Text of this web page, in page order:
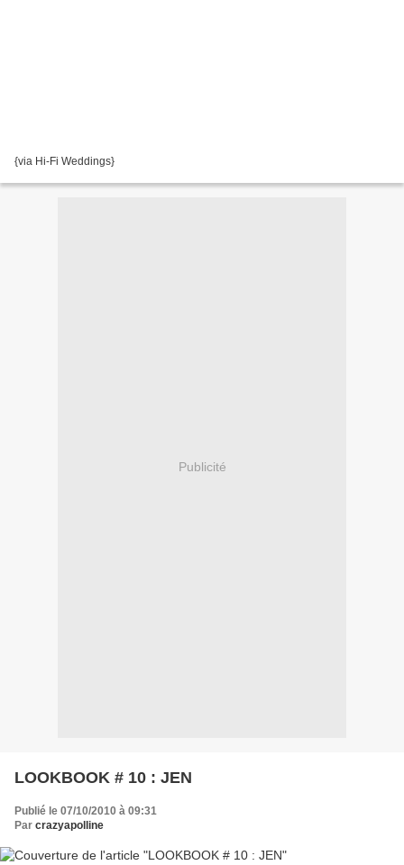
{via Hi-Fi Weddings}
Publicité
LOOKBOOK # 10 : JEN
Publié le 07/10/2010 à 09:31
Par crazyapolline